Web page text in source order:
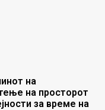
на
на просторот
за време на